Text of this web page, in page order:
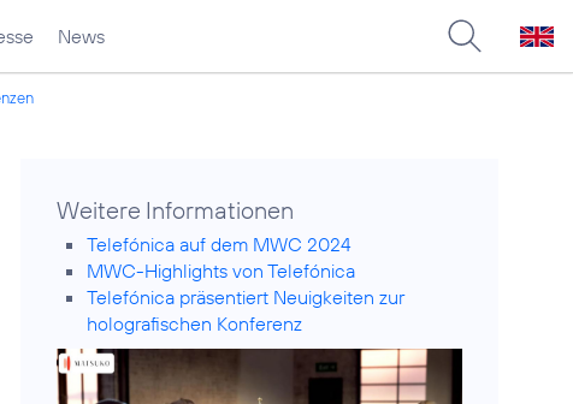
News
Weitere Informationen
Telefónica auf dem MWC 2024
MWC-Highlights von Telefónica
Telefónica präsentiert Neuigkeiten zur
holografischen Konferenz